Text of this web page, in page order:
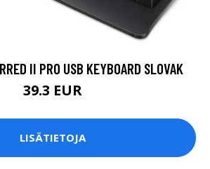
II PRO USB KEYBOARD SLOVAK
39.3 EUR
LISÄTIETOJA